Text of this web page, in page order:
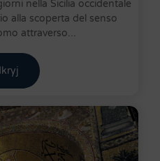
nella Sicilia occidentale
alla scoperta del senso
attraverso...